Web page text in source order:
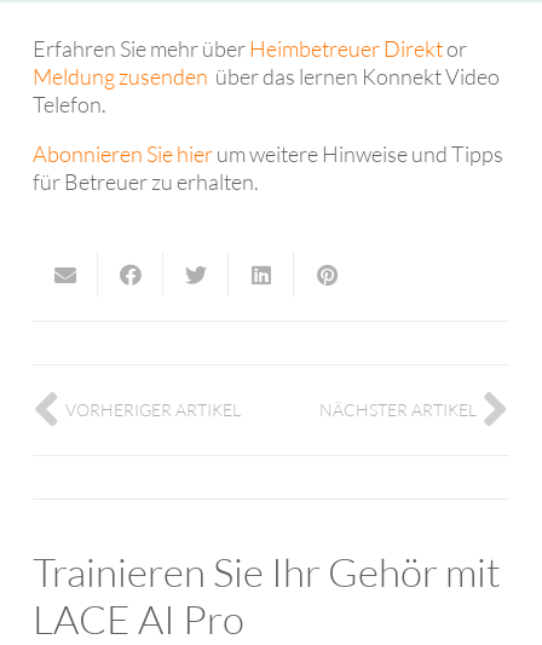
Erfahren Sie mehr überHeimbetreuer Direktor
Meldung zusenden über das lernen Konnekt Video
Telefon.
Abonnieren Sie hierum weitere Hinweise und Tipps
für Betreuer zu erhalten.
VORHERIGER ARTIKEL NÄCHSTER ARTIKEL
Trainieren Sie Ihr Gehör mit
LACE AI Pro